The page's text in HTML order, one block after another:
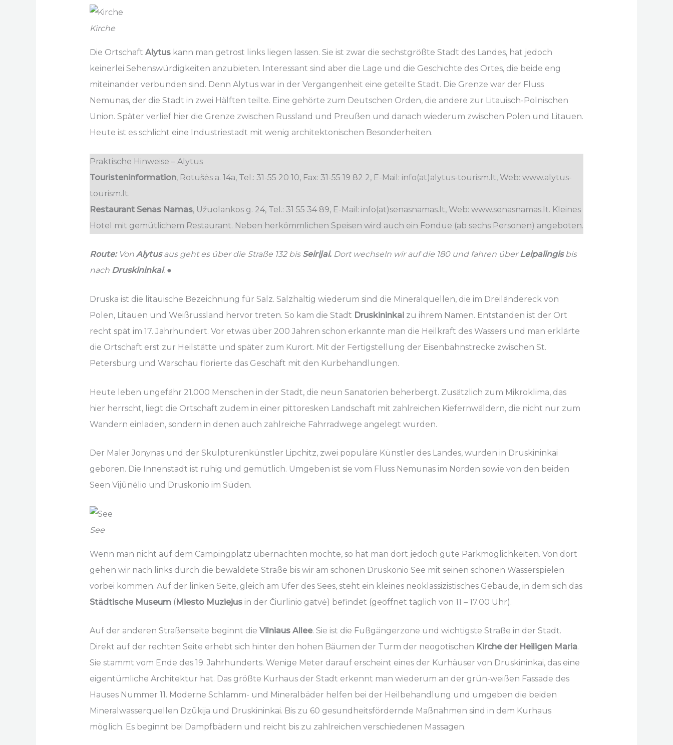
Kirche
Die Ortschaft Alytuskann man getrost links liegen lassen. Sie ist zwar die sechstgrößte Stadt des Landes, hat jedoch
keinerlei Sehenswürdigkeiten anzubieten. Interessant sind aber die Lage und die Geschichte des Ortes, die beide eng
miteinander verbunden sind. Denn Alytus war in der Vergangenheit eine geteilte Stadt. Die Grenze war der Fluss
Nemunas, der die Stadt in zwei Hälften teilte. Eine gehörte zum Deutschen Orden, die andere zur Litauisch-Polnischen
Union. Später verlief hier die Grenze zwischen Russland und Preußen und danach wiederum zwischen Polen und Litauen.
Heute ist es schlicht eine Industriestadt mit wenig architektonischen Besonderheiten.
Praktische Hinweise – Alytus
Touristeninformation, Rotušės a. 14a, Tel.: 31-55 20 10, Fax: 31-55 19 82 2, E-Mail: info(at)alytus-tourism.lt, Web: www.alytus-
tourism.lt.
Restaurant Senas Namas, Užuolankos g. 24, Tel.: 31 55 34 89, E-Mail: info(at)senasnamas.lt, Web: www.senasnamas.lt. Kleines
Hotel mit gemütlichem Restaurant. Neben herkömmlichen Speisen wird auch ein Fondue (ab sechs Personen) angeboten.
Route:Von Alytusaus geht es über die Straße 132 bis Seirijai.Dort wechseln wir auf die 180 und fahren überLeipalingisbis
nach Druskininkai. ●
Druska ist die litauische Bezeichnung für Salz. Salzhaltig wiederum sind die Mineralquellen, die im Dreiländereck von
Polen, Litauen und Weißrussland hervor treten. So kam die Stadt Druskininkaizu ihrem Namen. Entstanden ist der Ort
recht spät im 17. Jahrhundert. Vor etwas über 200 Jahren schon erkannte man die Heilkraft des Wassers und man erklärte
die Ortschaft erst zur Heilstätte und später zum Kurort. Mit der Fertigstellung der Eisenbahnstrecke zwischen St.
Petersburg und Warschau florierte das Geschäft mit den Kurbehandlungen.
Heute leben ungefähr 21.000 Menschen in der Stadt, die neun Sanatorien beherbergt. Zusätzlich zum Mikroklima, das
hier herrscht, liegt die Ortschaft zudem in einer pittoresken Landschaft mit zahlreichen Kiefernwäldern, die nicht nur zum
Wandern einladen, sondern in denen auch zahlreiche Fahrradwege angelegt wurden.
Der Maler Jonynas und der Skulpturenkünstler Lipchitz, zwei populäre Künstler des Landes, wurden in Druskininkai
geboren. Die Innenstadt ist ruhig und gemütlich. Umgeben ist sie vom Fluss Nemunas im Norden sowie von den beiden
Seen Vijūnėlio und Druskonio im Süden.
See
Wenn man nicht auf dem Campingplatz übernachten möchte, so hat man dort jedoch gute Parkmöglichkeiten. Von dort
gehen wir nach links durch die bewaldete Straße bis wir am schönen Druskonio See mit seinen schönen Wasserspielen
vorbei kommen. Auf der linken Seite, gleich am Ufer des Sees, steht ein kleines neoklassizistisches Gebäude, in dem sich das
Städtische Museum (Miesto Muziejusin der Čiurlinio gatvė) befindet (geöffnet täglich von 11 – 17.00 Uhr).
Auf der anderen Straßenseite beginnt die Vilniaus Allee. Sie ist die Fußgängerzone und wichtigste Straße in der Stadt.
Direkt auf der rechten Seite erhebt sich hinter den hohen Bäumen der Turm der neogotischen Kirche der Heiligen Maria.
Sie stammt vom Ende des 19. Jahrhunderts. Wenige Meter darauf erscheint eines der Kurhäuser von Druskininkai, das eine
eigentümliche Architektur hat. Das größte Kurhaus der Stadt erkennt man wiederum an der grün-weißen Fassade des
Hauses Nummer 11. Moderne Schlamm- und Mineralbäder helfen bei der Heilbehandlung und umgeben die beiden
Mineralwasserquellen Dzūkija und Druskininkai. Bis zu 60 gesundheitsfördernde Maßnahmen sind in dem Kurhaus
möglich. Es beginnt bei Dampfbädern und reicht bis zu zahlreichen verschiedenen Massagen.